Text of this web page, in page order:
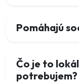
Pomáhajú
Čo je to
potrebujem?